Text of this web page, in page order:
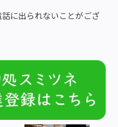
に出られないことがござ